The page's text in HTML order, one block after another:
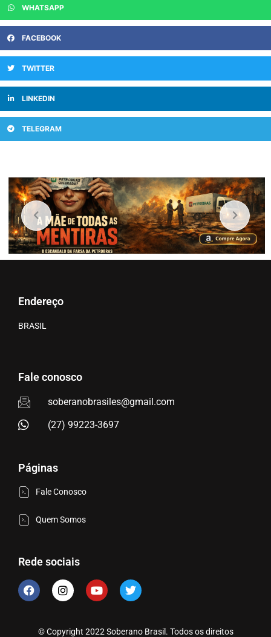
WHATSAPP
FACEBOOK
TWITTER
LINKEDIN
TELEGRAM
Endereço
BRASIL
Fale conosco
soberanobrasiles@gmail.com
(27) 99223-3697
Páginas
Fale Conosco
Quem Somos
Rede sociais
© Copyright 2022 Soberano Brasil. Todos os direitos